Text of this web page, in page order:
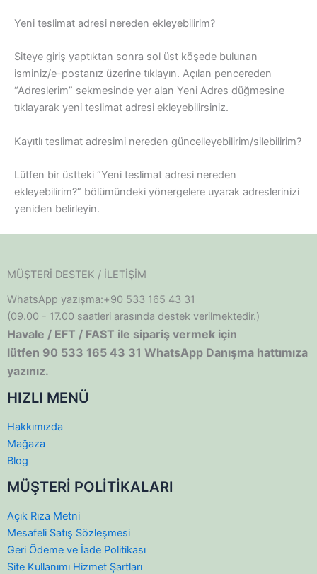
Yeni teslimat adresi nereden ekleyebilirim?
Siteye giriş yaptıktan sonra sol üst köşede bulunan
isminiz/e-postanız üzerine tıklayın. Açılan pencereden
“Adreslerim” sekmesinde yer alan Yeni Adres düğmesine
tıklayarak yeni teslimat adresi ekleyebilirsiniz.
Kayıtlı teslimat adresimi nereden güncelleyebilirim/silebilirim?
Lütfen bir üstteki “Yeni teslimat adresi nereden
ekleyebilirim?” bölümündeki yönergelere uyarak adreslerinizi
yeniden belirleyin.
MÜŞTERİ DESTEK / İLETİŞİM
WhatsApp yazışma:+90 533 165 43 31
(09.00 - 17.00 saatleri arasında destek verilmektedir.)
Havale / EFT / FAST ile sipariş vermek için
lütfen 90 533 165 43 31 WhatsApp Danışma hattımıza
yazınız.
HIZLI MENÜ
Hakkımızda
Mağaza
Blog
MÜŞTERİ POLİTİKALARI
Açık Rıza Metni
Mesafeli Satış Sözleşmesi
Geri Ödeme ve İade Politikası
Site Kullanımı Hizmet Şartları